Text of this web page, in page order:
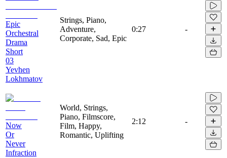
Epic
Orchestral
Drama
Short
03
Yevhen
Lokhmatov
Strings, Piano,
Adventure,
Corporate, Sad, Epic
0:27 -
Now
Or
Never
Infraction
World, Strings,
Piano, Filmscore,
Film, Happy,
Romantic, Uplifting
2:12 -